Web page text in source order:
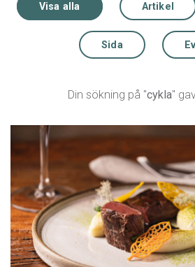
Visa alla Artikel
Sida
Din sökning på "cykla"